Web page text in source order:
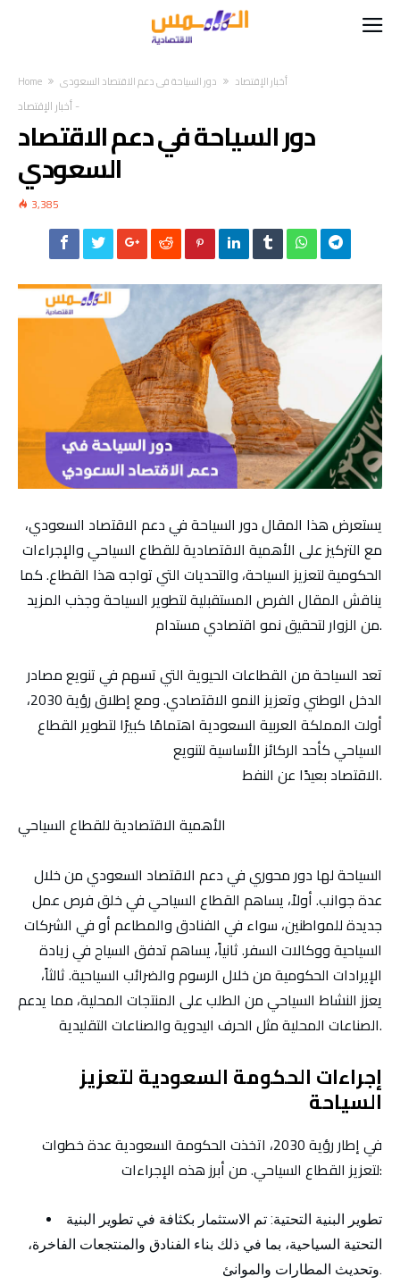
Home أخبار الإقتصاد دور السياحة في دعم الاقتصاد السعودي
أخبار الإقتصاد-
دور السياحة في دعم الاقتصاد
السعودي
3,385
يستعرض هذا المقال دور السياحة في دعم الاقتصاد السعودي،
مع التركيز على الأهمية الاقتصادية للقطاع السياحي والإجراءات
الحكومية لتعزيز السياحة، والتحديات التي تواجه هذا القطاع. كما
يناقش المقال الفرص المستقبلية لتطوير السياحة وجذب المزيد
من الزوار لتحقيق نمو اقتصادي مستدام.
تعد السياحة من القطاعات الحيوية التي تسهم في تنويع مصادر
الدخل الوطني وتعزيز النمو الاقتصادي. ومع إطلاق رؤية 2030،
أولت المملكة العربية السعودية اهتمامًا كبيرًا لتطوير القطاع
السياحي كأحد الركائز الأساسية لتنويع
الاقتصاد بعيدًا عن النفط.
الأهمية الاقتصادية للقطاع السياحي
السياحة لها دور محوري في دعم الاقتصاد السعودي من خلال
عدة جوانب. أولاً، يساهم القطاع السياحي في خلق فرص عمل
جديدة للمواطنين، سواء في الفنادق والمطاعم أو في الشركات
السياحية ووكالات السفر. ثانياً، يساهم تدفق السياح في زيادة
الإيرادات الحكومية من خلال الرسوم والضرائب السياحية. ثالثاً،
يعزز النشاط السياحي من الطلب على المنتجات المحلية، مما يدعم
الصناعات المحلية مثل الحرف اليدوية والصناعات التقليدية.
السياحة
في إطار رؤية 2030، اتخذت الحكومة السعودية عدة خطوات
لتعزيز القطاع السياحي. من أبرز هذه الإجراءات:
تطوير البنية التحتية: تم الاستثمار بكثافة في تطوير البنية
التحتية السياحية، بما في ذلك بناء الفنادق والمنتجعات الفاخرة،
وتحديث المطارات والموانئ.